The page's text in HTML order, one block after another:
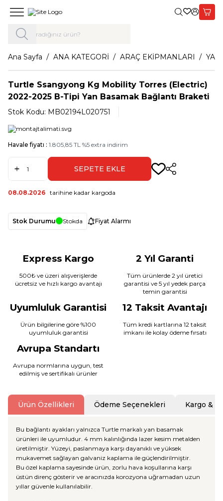
Giriş Yap,
Ana Sayfa ANA KATEGORİ ARAÇ EKİPMANLARI
Turtle Ssangyong Kg Mobility Torres (Electric)
2022-2025 B-Tipi Yan Basamak Bağlantı Braketi
Stok Kodu: MB02194L020751
Havale fiyatı : 1.805,85 TL %5 extra indirim
SEPETE EKLE Paylaş
08.08.2026 tarihine kadar kargoda
Stok Durumu Stokda Fiyat Alarmı
Express Kargo
500₺ ve üzeri alışverişlerde
ücretsiz ve hızlı kargo avantajı
2 Yıl Garanti
Tüm ürünlerde 2 yıl üretici
garantisi ve 5 yıl yedek parça
temin garantisi
Uyumluluk Garantisi
Ürün bilgilerine göre %100
uyumluluk garantisi
12 Taksit Avantajı
Tüm kredi kartlarına 12 taksit
imkanı ile kolay ödeme fırsatı
Avrupa Standartı
Avrupa normlarına uygun, test
edilmiş ve sertifikalı ürünler
Ürün Özellikleri Ödeme Seçenekleri Kargo &
Bu bağlantı ayakları yalnızca Turtle markalı yan basamak
ürünleri ile uyumludur. 4 mm kalınlığında lazer kesim metalden
üretilmiştir. Yüzeyi, paslanmaya karşı dayanıklı ve yüksek
mukavemet sağlayan galvaniz kaplama ile güçlendirilmiştir.
Bu özel kaplama sayesinde ürün, zorlu hava koşullarına karşı
üstün direnç gösterir ve aracınızda korozyona uğramadan uzun
yıllar güvenle kullanılabilir.